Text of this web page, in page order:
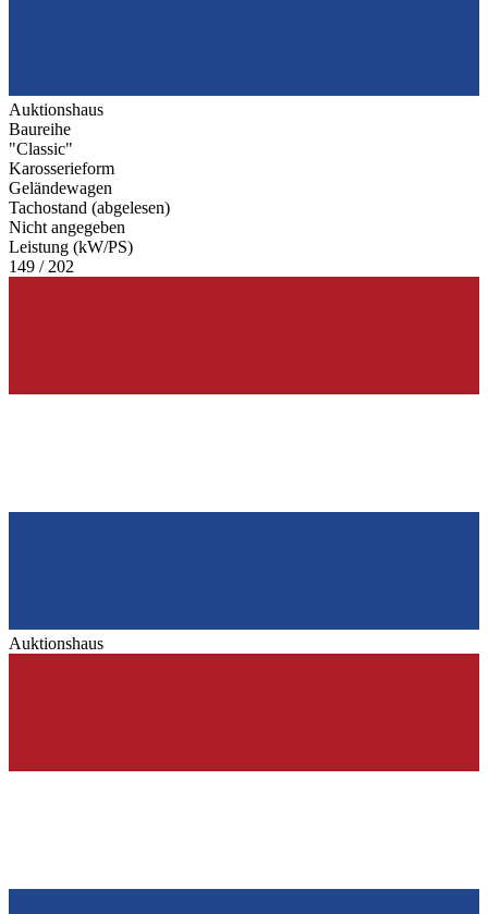
Auktionshaus
Baureihe
"Classic"
Karosserieform
Geländewagen
Tachostand (abgelesen)
Nicht angegeben
Leistung (kW/PS)
149 / 202
Auktionshaus